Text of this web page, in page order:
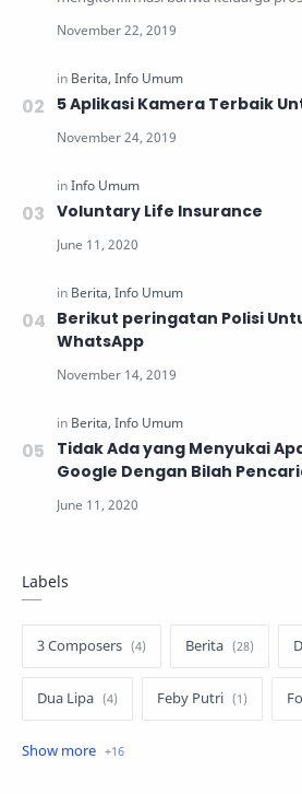
5 Aplikasi Kamera Terbaik
Voluntary Life Insurance
Berikut peringatan Polisi
WhatsApp
Tidak Ada yang Menyukai
Google Dengan Bilah
Labels
3 Composers Berita
Dua Lipa Feby Putri
Iksan Skuter